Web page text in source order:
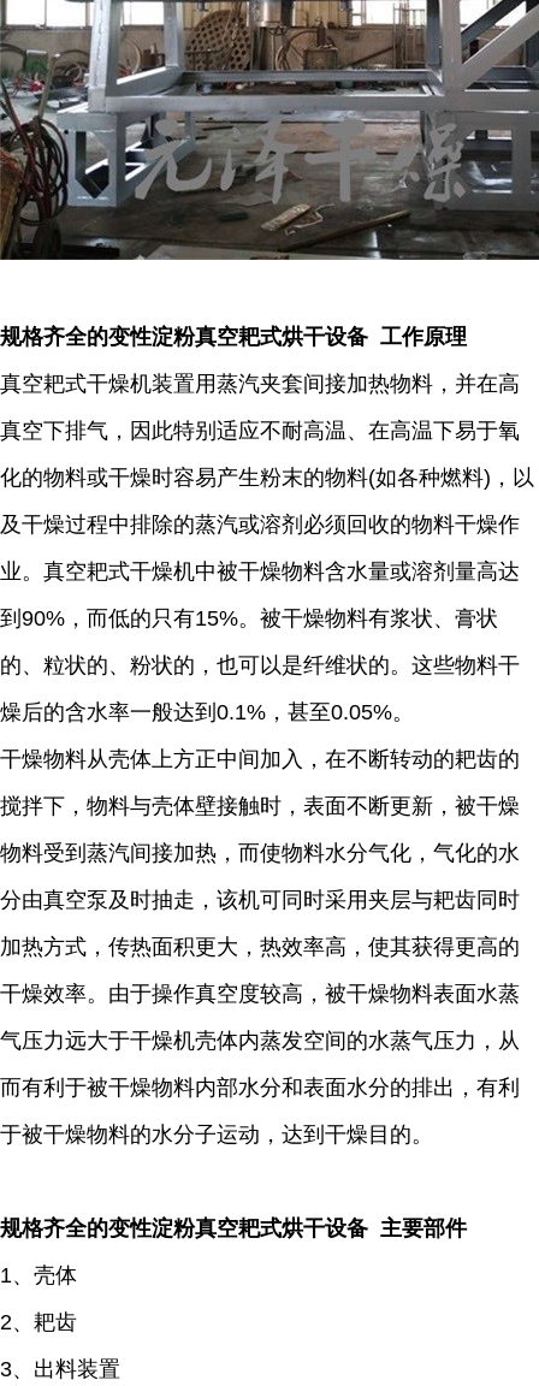
规格齐全的变性淀粉真空耙式烘干设备 工作原理
真空耙式干燥机装置用蒸汽夹套间接加热物料，并在高
真空下排气，因此特别适应不耐高温、在高温下易于氧
化的物料或干燥时容易产生粉末的物料(如各种燃料)，以
及干燥过程中排除的蒸汽或溶剂必须回收的物料干燥作
业。真空耙式干燥机中被干燥物料含水量或溶剂量高达
到90%，而低的只有15%。被干燥物料有浆状、膏状
的、粒状的、粉状的，也可以是纤维状的。这些物料干
燥后的含水率一般达到0.1%，甚至0.05%。
干燥物料从壳体上方正中间加入，在不断转动的耙齿的
搅拌下，物料与壳体壁接触时，表面不断更新，被干燥
物料受到蒸汽间接加热，而使物料水分气化，气化的水
分由真空泵及时抽走，该机可同时采用夹层与耙齿同时
加热方式，传热面积更大，热效率高，使其获得更高的
干燥效率。由于操作真空度较高，被干燥物料表面水蒸
气压力远大于干燥机壳体内蒸发空间的水蒸气压力，从
而有利于被干燥物料内部水分和表面水分的排出，有利
于被干燥物料的水分子运动，达到干燥目的。
规格齐全的变性淀粉真空耙式烘干设备 主要部件
1、壳体
2、耙齿
3、出料装置